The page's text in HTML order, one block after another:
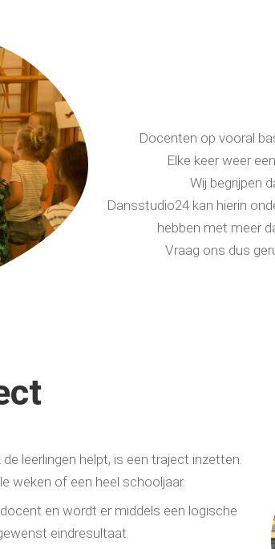
Docenten op vooral
Elke keer weer
Wij begrijpen
Dansstudio24 kan hierin
hebben met meer
Vraag ons dus
leerlingen helpt, is een traject inzetten.
weken of een heel schooljaar.
en wordt er middels een logische
eindresultaat.